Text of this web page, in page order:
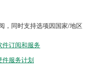
，同时支持选项因国家/地区
件订阅和服务
件服务计划